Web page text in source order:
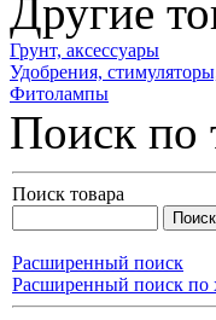
Другие
Грунт, аксессуары
Удобрения,
Фитолампы
Поиск по
Поиск товара
Расширенный поиск
Расширенный поиск по